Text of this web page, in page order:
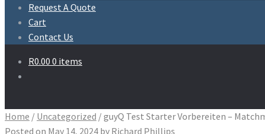
Request A Quote
Cart
Contact Us
R0.00 0 items
Home / Uncategorized /guyQ Test Starter Vorbereiten –
Posted on May 14, 2024 by Richard Phillips